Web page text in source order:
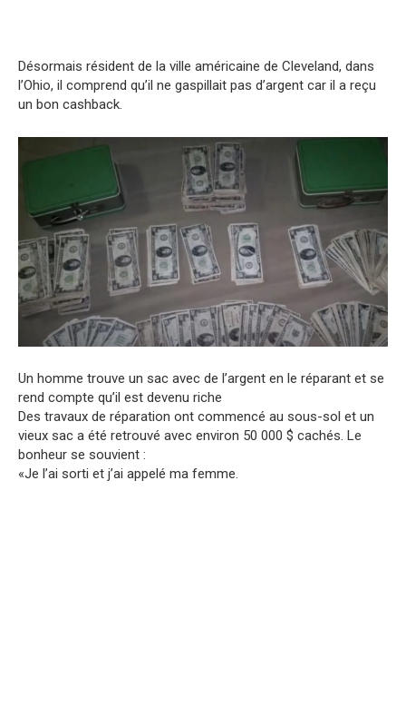
Désormais résident de la ville américaine de Cleveland, dans
l’Ohio, il comprend qu’il ne gaspillait pas d’argent car il a reçu
un bon cashback.
Un homme trouve un sac avec de l’argent en le réparant et se
rend compte qu’il est devenu riche
Des travaux de réparation ont commencé au sous-sol et un
vieux sac a été retrouvé avec environ 50 000 $ cachés. Le
bonheur se souvient :
«Je l’ai sorti et j’ai appelé ma femme.